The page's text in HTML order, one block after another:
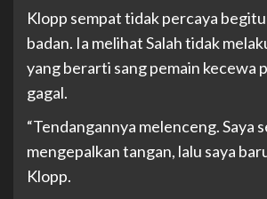
Klopp sempat tidak percaya
badan. Ia melihat Salah tidak
yang berarti sang pemain kecewa
gagal.
“Tendangannya melenceng. Saya
mengepalkan tangan, lalu saya
Klopp.